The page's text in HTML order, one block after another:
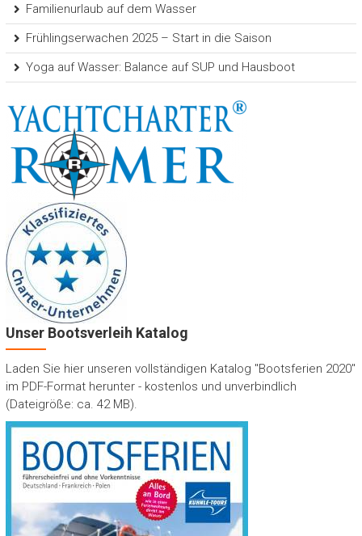
Familienurlaub auf dem Wasser
Frühlingserwachen 2025 – Start in die Saison
Yoga auf Wasser: Balance auf SUP und Hausboot
Unser Bootsverleih Katalog
Laden Sie hier unseren vollständigen Katalog "Bootsferien 2020"
im PDF-Format herunter - kostenlos und unverbindlich
(Dateigröße: ca. 42 MB).